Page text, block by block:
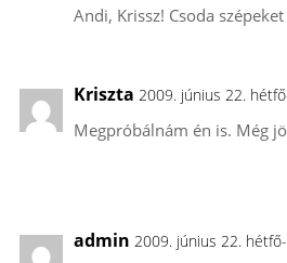
Andi, Krissz! Csoda
Kriszta 2009. június 22.
Megpróbálnám én is. Még
admin 2009. június 22.